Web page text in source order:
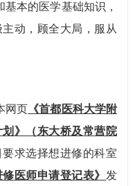
本的医学基础知识，
动，顾全大局，服从
网页 《首都医科大学附
》（东大桥及常营院
求选择想进修的科室
医师申请登记表》 发